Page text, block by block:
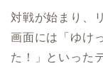
対戦が始まり、
画面には「ゆけ
た！」といった